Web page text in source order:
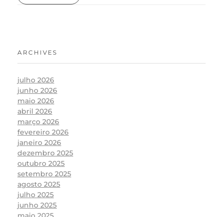
ARCHIVES
julho 2026
junho 2026
maio 2026
abril 2026
março 2026
fevereiro 2026
janeiro 2026
dezembro 2025
outubro 2025
setembro 2025
agosto 2025
julho 2025
junho 2025